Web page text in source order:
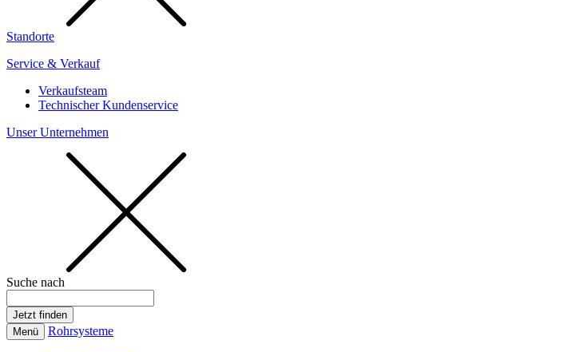
Standorte
Service & Verkauf
Verkaufsteam
Technischer Kundenservice
Unser Unternehmen
Suche nach
Menü Rohrsysteme